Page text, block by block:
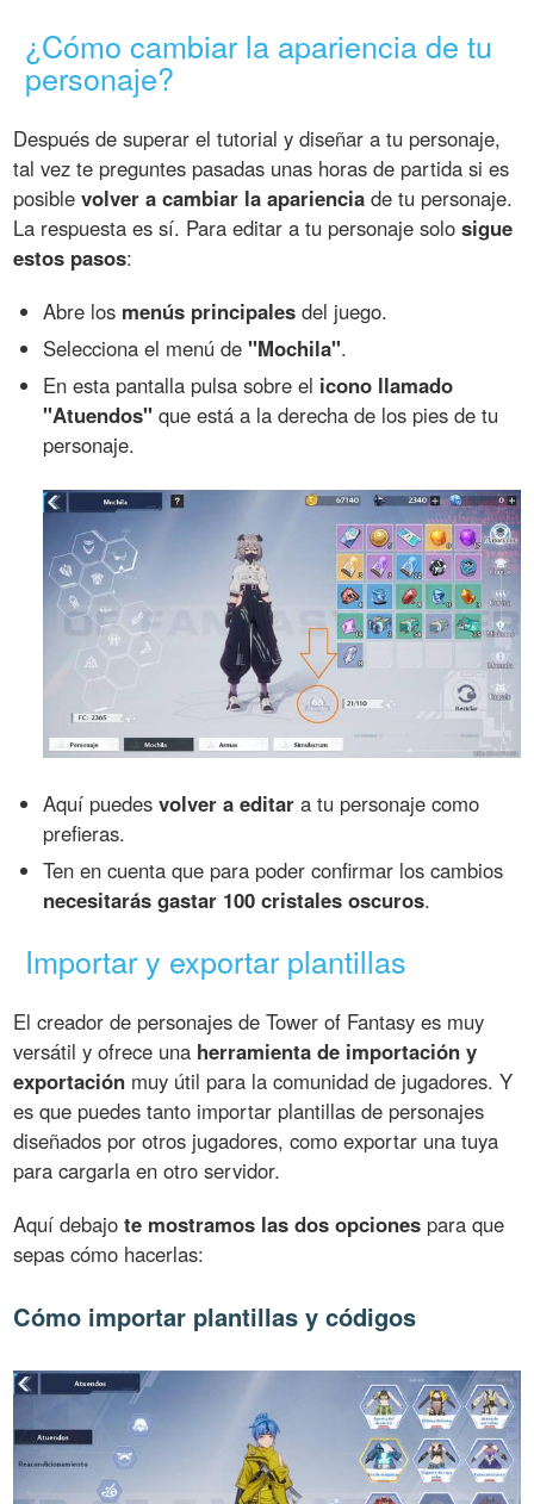
¿Cómo cambiar la apariencia de tu
personaje?
Después de superar el tutorial y diseñar a tu personaje,
tal vez te preguntes pasadas unas horas de partida si es
posiblevolver a cambiar la apariencia de tu personaje.
La respuesta es sí. Para editar a tu personaje solosigue
estos pasos:
Abre los menús principales del juego.
Selecciona el menú de"Mochila".
En esta pantalla pulsa sobre el icono llamado
"Atuendos" que está a la derecha de los pies de tu
personaje.
Aquí puedesvolver a editar a tu personaje como
prefieras.
Ten en cuenta que para poder confirmar los cambios
necesitarás gastar 100 cristales oscuros.
Importar y exportar plantillas
El creador de personajes de Tower of Fantasy es muy
versátil y ofrece una herramienta de importación y
exportación muy útil para la comunidad de jugadores. Y
es que puedes tanto importar plantillas de personajes
diseñados por otros jugadores, como exportar una tuya
para cargarla en otro servidor.
Aquí debajote mostramos las dos opciones para que
sepas cómo hacerlas:
Cómo importar plantillas y códigos